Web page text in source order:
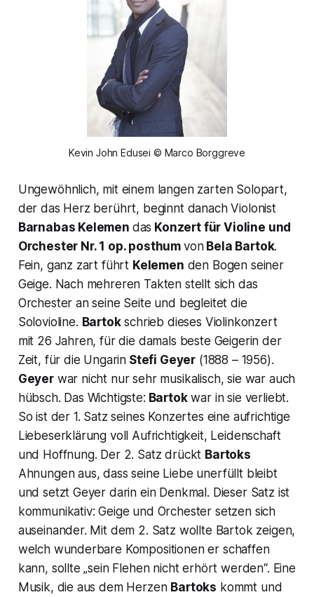
Kevin John Edusei © Marco Borggreve
Ungewöhnlich, mit einem langen zarten Solopart,
der das Herz berührt, beginnt danach Violonist
Barnabas Kelemen das Konzert für Violine und
Orchester Nr. 1 op. posthum vonBela Bartok.
Fein, ganz zart führt Kelemen den Bogen seiner
Geige. Nach mehreren Takten stellt sich das
Orchester an seine Seite und begleitet die
Solovioline. Bartokschrieb dieses Violinkonzert
mit 26 Jahren, für die damals beste Geigerin der
Zeit, für die Ungarin Stefi Geyer (1888 – 1956).
Geyerwar nicht nur sehr musikalisch, sie war auch
hübsch. Das Wichtigste: Bartokwar in sie verliebt.
So ist der 1. Satz seines Konzertes eine aufrichtige
Liebeserklärung voll Aufrichtigkeit, Leidenschaft
und Hoffnung. Der 2. Satz drückt Bartoks
Ahnungen aus, dass seine Liebe unerfüllt bleibt
und setzt Geyer darin ein Denkmal. Dieser Satz ist
kommunikativ: Geige und Orchester setzen sich
auseinander. Mit dem 2. Satz wollte Bartok zeigen,
welch wunderbare Kompositionen er schaffen
kann, sollte „sein Flehen nicht erhört werden“. Eine
Musik, die aus dem Herzen Bartoks kommt und